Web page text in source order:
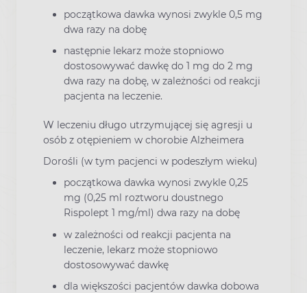
początkowa dawka wynosi zwykle 0,5 mg
dwa razy na dobę
następnie lekarz może stopniowo
dostosowywać dawkę do 1 mg do 2 mg
dwa razy na dobę, w zależności od reakcji
pacjenta na leczenie.
W leczeniu długo utrzymującej się agresji u
osób z otępieniem w chorobie Alzheimera
Dorośli (w tym pacjenci w podeszłym wieku)
początkowa dawka wynosi zwykle 0,25
mg (0,25 ml roztworu doustnego
Rispolept 1 mg/ml) dwa razy na dobę
w zależności od reakcji pacjenta na
leczenie, lekarz może stopniowo
dostosowywać dawkę
dla większości pacjentów dawka dobowa